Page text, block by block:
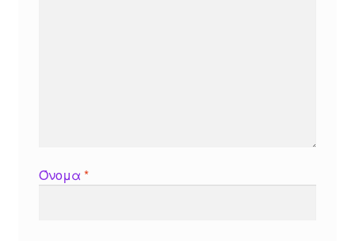
Όνομα *